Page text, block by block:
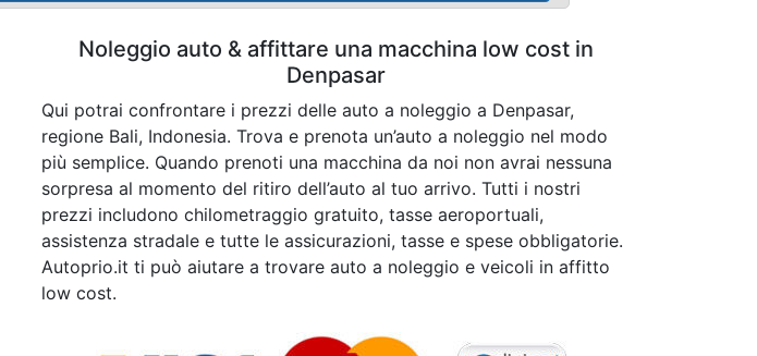
Noleggio auto & affittare una macchina low cost in
Denpasar
Qui potrai confrontare i prezzi delle auto a noleggio a Denpasar,
regione Bali, Indonesia. Trova e prenota un’auto a noleggio nel modo
più semplice. Quando prenoti una macchina da noi non avrai nessuna
sorpresa al momento del ritiro dell’auto al tuo arrivo. Tutti i nostri
prezzi includono chilometraggio gratuito, tasse aeroportuali,
assistenza stradale e tutte le assicurazioni, tasse e spese obbligatorie.
Autoprio.it ti può aiutare a trovare auto a noleggio e veicoli in affitto
low cost.